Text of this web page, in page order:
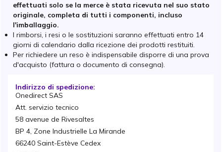
effettuati solo se la merce è stata ricevuta nel suo stato
originale, completa di tutti i componenti, incluso
l'imballaggio.
I rimborsi, i resi o le sostituzioni saranno effettuati entro 14
giorni di calendario dalla ricezione dei prodotti restituiti.
Per richiedere un reso è indispensabile disporre di una prova
d'acquisto (fattura o documento di consegna).
Indirizzo di spedizione:
Onedirect SAS
Att. servizio tecnico
58 avenue de Rivesaltes
BP 4, Zone Industrielle La Mirande
66240 Saint-Estève Cedex